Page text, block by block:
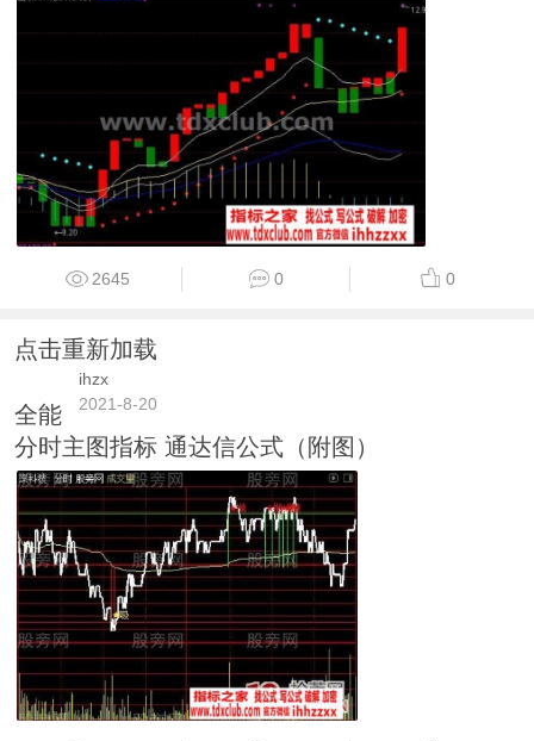
2645 0 0
点击重新加载
ihzx
2021-8-20
全能
分时主图指标 通达信公式（附图）